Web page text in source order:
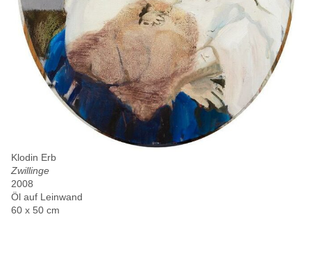
Klodin Erb
Zwillinge
2008
Öl auf Leinwand
60 x 50 cm